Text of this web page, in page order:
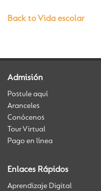
Back to Vida escolar
Admisión
Postule aquí
Aranceles
Conócenos
Tour Virtual
Pago en línea
Enlaces Rápidos
Aprendizaje Digital